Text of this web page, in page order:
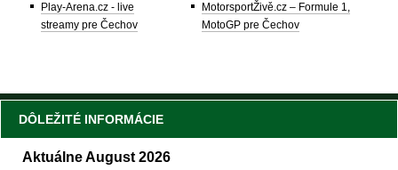
Play-Arena.cz - live
streamy pre Čechov
MotorsportŽivě.cz – Formule 1,
MotoGP pre Čechov
DÔLEŽITÉ INFORMÁCIE
Aktuálne August 2026